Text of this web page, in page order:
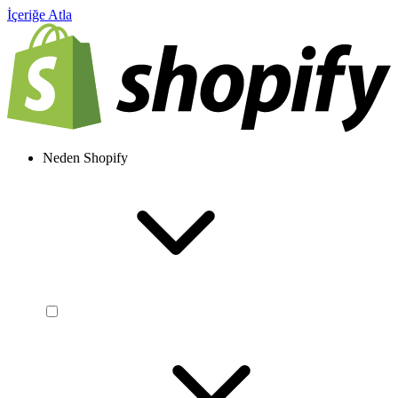
İçeriğe Atla
Neden Shopify